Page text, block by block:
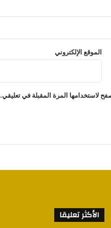
الموقع الإلكتروني
لاستخدامها المرة المقبلة في تعليقي.
الأكثر تعليقا